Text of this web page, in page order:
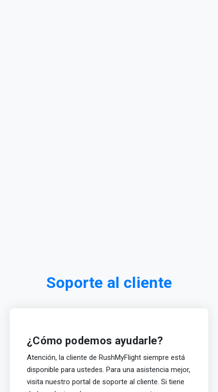
Soporte al cliente
¿Cómo podemos ayudarle?
Atención, la cliente de RushMyFlight siempre está
disponible para ustedes. Para una asistencia mejor,
visita nuestro portal de soporte al cliente. Si tiene